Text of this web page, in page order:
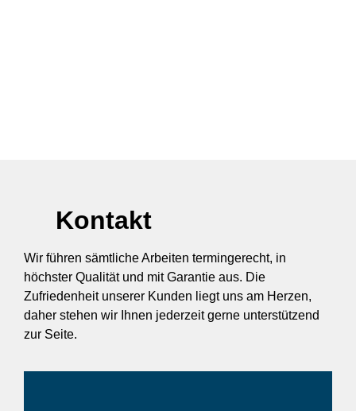
Kontakt
Wir führen sämtliche Arbeiten termingerecht, in
höchster Qualität und mit Garantie aus. Die
Zufriedenheit unserer Kunden liegt uns am Herzen,
daher stehen wir Ihnen jederzeit gerne unterstützend
zur Seite.